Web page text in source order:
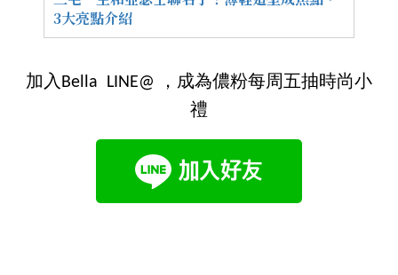
3大亮點介紹
加入Bella LINE@ ，成為儂粉每周五抽時尚小
禮